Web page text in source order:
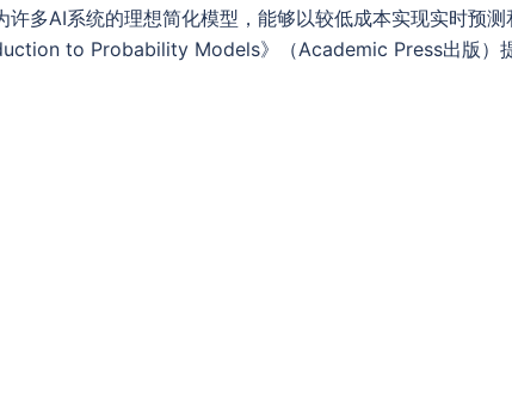
多AI系统的理想简化模型，能够以较低成本实现实时预测
to Probability Models》（Academic Press出版）